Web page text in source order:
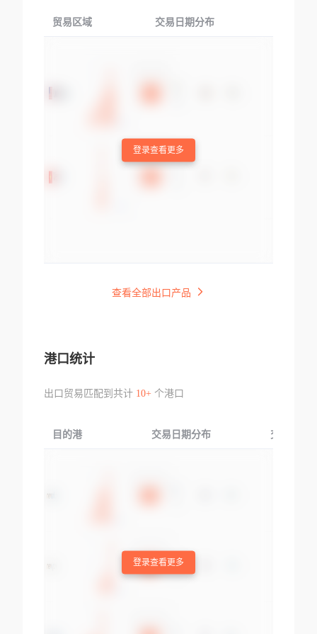
贸易区域 交易日期分布
登录查看更多
查看全部出口产品
港口统计
出口贸易匹配到共计 10+个港口
目的港 交易日期分布 交易产品
登录查看更多